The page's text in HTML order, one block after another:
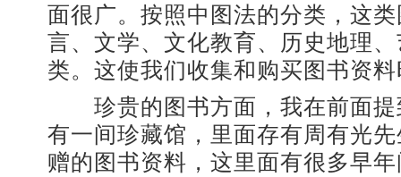
面很广。按照中图法的分类，这
言、文学、文化教育、历史地理
类。这使我们收集和购买图书资
珍贵的图书方面，我在前面提
有一间珍藏馆，里面存有周有光
赠的图书资料，这里面有很多早